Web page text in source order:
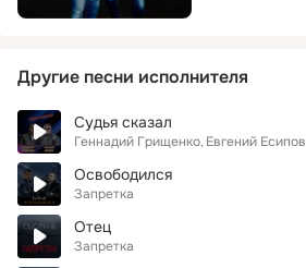
Другие песни исполнителя
Судья сказал
Геннадий Грищенко Евгений Есипов
Освободился
Запретка
Отец
Запретка